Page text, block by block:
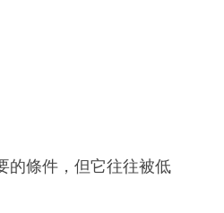
的條件，但它往往被低